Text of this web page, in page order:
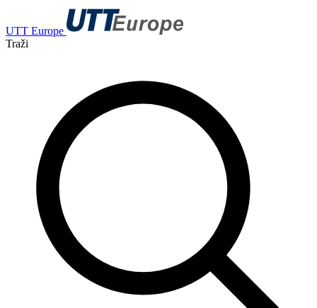
UTT Europe
Traži